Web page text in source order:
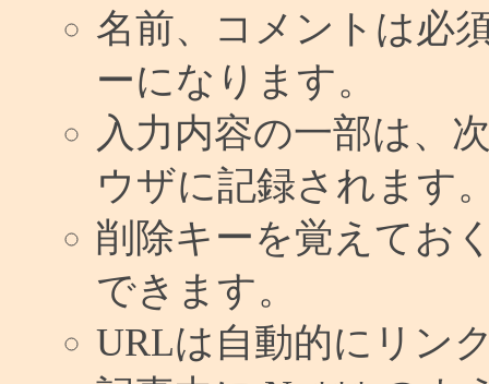
名前、コメントは必
ーになります。
入力内容の一部は、
ウザに記録されます
削除キーを覚えてお
できます。
URLは自動的にリン